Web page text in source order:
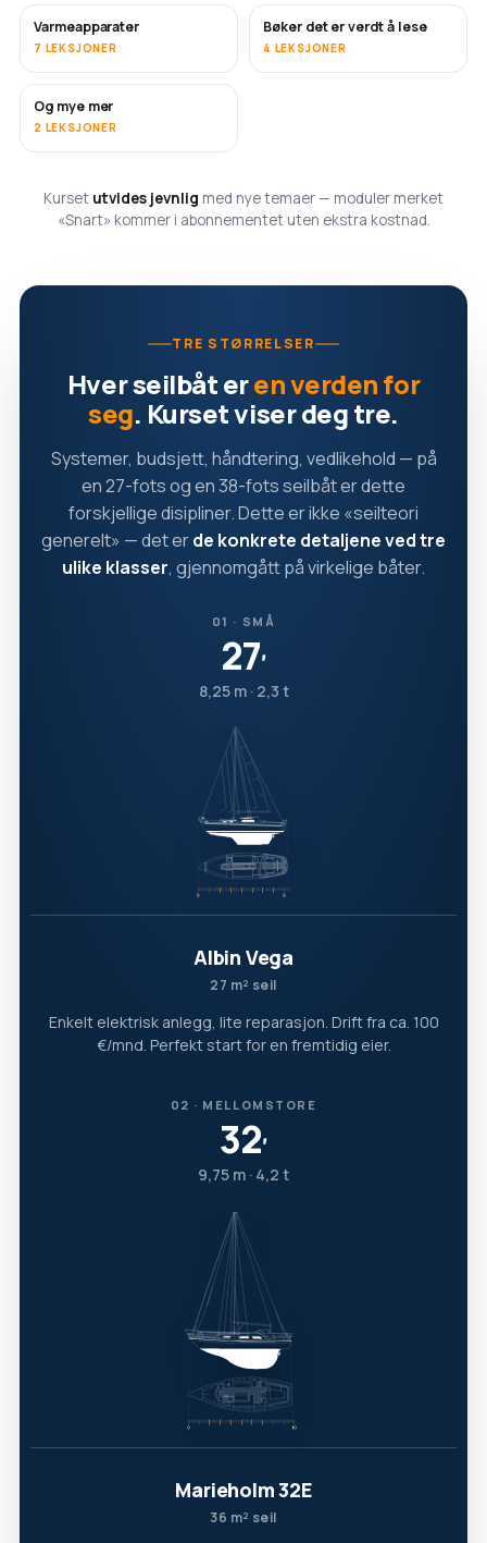
SNART
Varmeapparater
7 LEKSJONER
SNART
Bøker det er verdt å lese
4 LEKSJONER
SNART
Og mye mer
2 LEKSJONER
Kurset utvides jevnlig med nye temaer — moduler merket
«Snart» kommer i abonnementet uten ekstra kostnad.
TRE STØRRELSER
Hver seilbåt eren verden for
seg. Kurset viser deg tre.
Systemer, budsjett, håndtering, vedlikehold — på
en 27-fots og en 38-fots seilbåt er dette
forskjellige disipliner. Dette er ikke «seilteori
generelt» — det erde konkrete detaljene ved tre
ulike klasser, gjennomgått på virkelige båter.
01 · SMÅ
27′
8,25 m · 2,3 t
Albin Vega
27 m² seil
Enkelt elektrisk anlegg, lite reparasjon. Drift fra ca. 100
€/mnd. Perfekt start for en fremtidig eier.
02 · MELLOMSTORE
32′
9,75 m · 4,2 t
Marieholm 32E
36 m² seil